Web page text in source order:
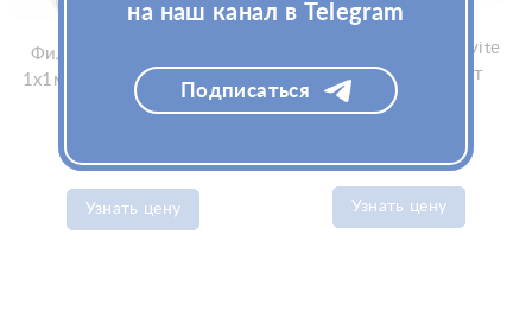
Филлер Princess Volume
1x1мл (Принцесс Волюм)
Узнать цену
Биоревитализант Invite
Revital 5мл (Инвайт
Ревитал)
Узнать цену
на наш канал в Telegram
Подписаться